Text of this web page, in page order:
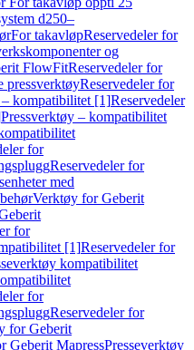
d250–
For takavløpReservedeler for
og
FlowFitReservedeler for
pressverktøyReservedeler for
– kompatibilitet [1]Reservedeler
Pressverktøy – kompatibilitet
for
Reservedeler for
med
Verktøy for Geberit
for
[1]Reservedeler for
kompatibilitet
for
Reservedeler for
for Geberit
Geberit MapressPresseverktøy